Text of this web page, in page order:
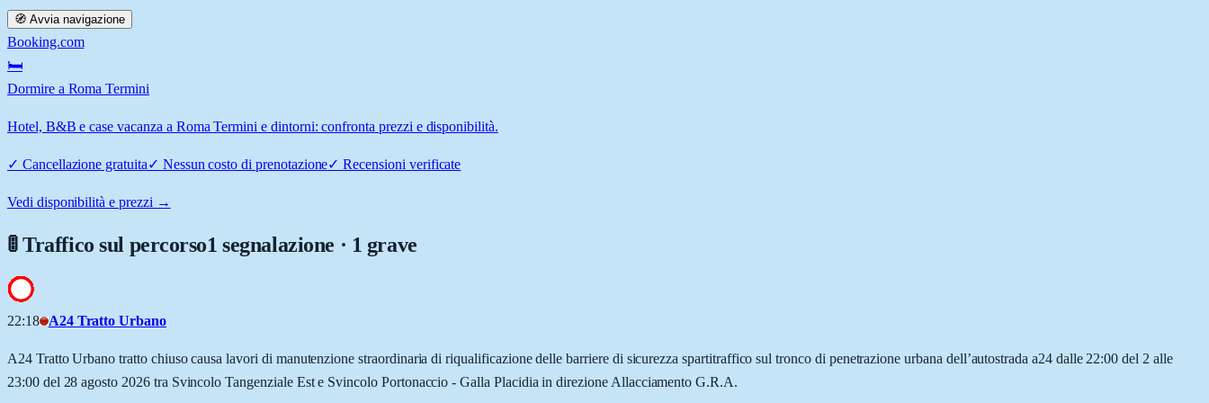
🧭 Avvia navigazione
Booking.com
🛏️
Dormire a Roma Termini
Hotel, B&B e case vacanza a Roma Termini e dintorni: confronta prezzi e disponibilità.
✓ Cancellazione gratuita✓ Nessun costo di prenotazione✓Recensioni verificate
Vedi disponibilità e prezzi →
🚦 Traffico sul percorso1 segnalazione · 1 grave
22:18 A24 Tratto Urbano
A24 Tratto Urbano tratto chiuso causa lavori di manutenzione straordinaria di riqualificazione delle barriere di sicurezza spartitraffico sul tronco di penetrazione urbana dell’autostrada a24 dalle 22:00 del 2 alle
23:00 del 28 agosto 2026 tra Svincolo Tangenziale Est e Svincolo Portonaccio - Galla Placidia in direzione Allacciamento G.R.A.